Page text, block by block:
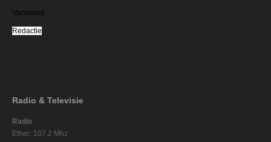
Vacatures
Redactie
Radio & Televisie
Radio
Ether: 107.2 Mhz